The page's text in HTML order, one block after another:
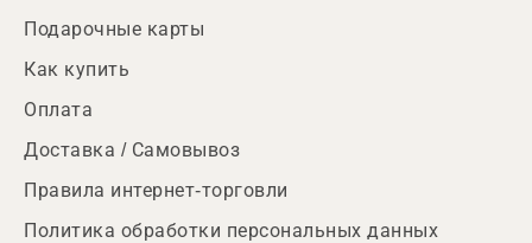
Подарочные карты
Как купить
Оплата
Доставка / Самовывоз
Правила интернет-торговли
Политика обработки персональных данных